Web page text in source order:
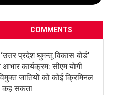
COMMENTS
प्रदेश घुमन्तू विकास बोर्ड’
कार्यक्रम: सीएम योगी
जातियों को कोई क्रिमिनल
कह सकता